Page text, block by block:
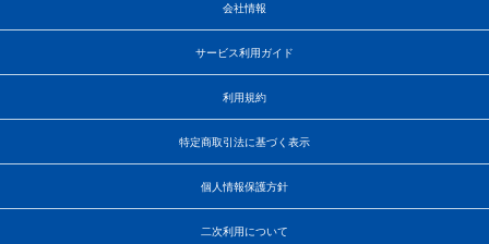
会社情報
サービス利用ガイド
利用規約
特定商取引法に基づく表示
個人情報保護方針
二次利用について